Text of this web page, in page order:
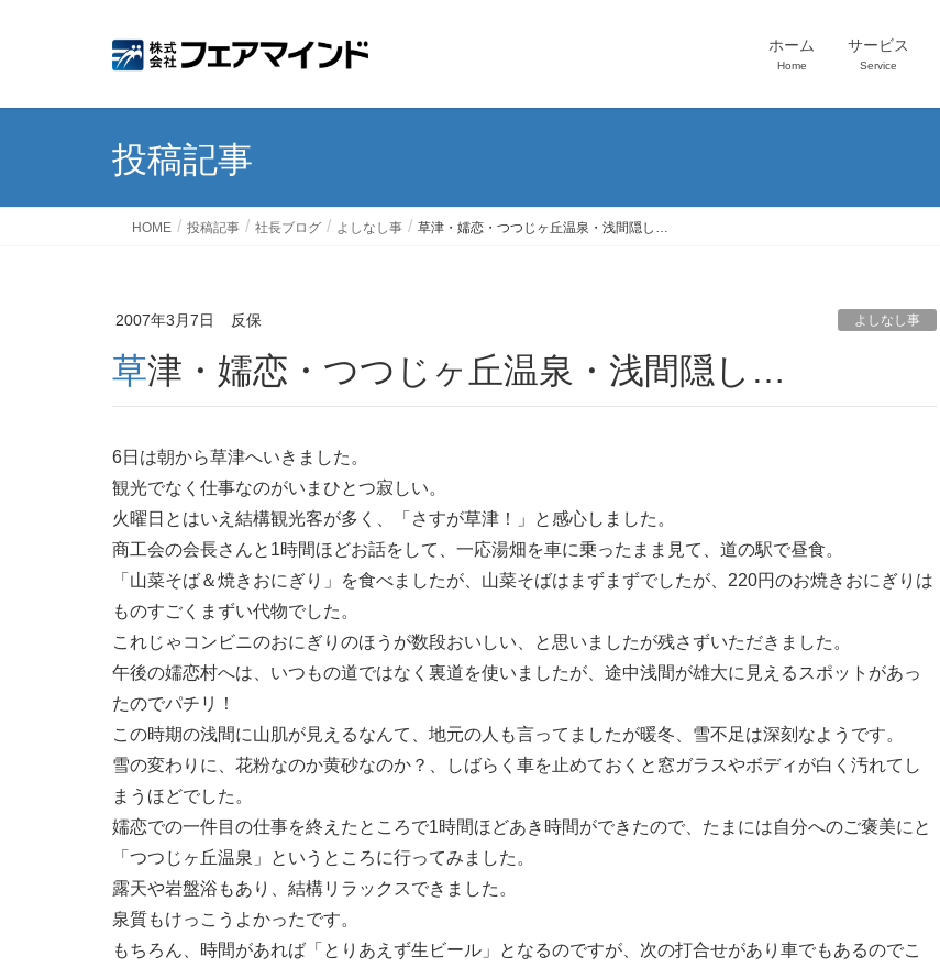
ホーム
Home
サービス
Service
投稿記事
HOME 投稿記事 社長ブログ よしなし事 草津・嬬恋・つつじヶ丘温泉・浅間隠し…
2007年3月7日 反保 よしなし事
草津・嬬恋・つつじヶ丘温泉・浅間隠し…
6日は朝から草津へいきました。
観光でなく仕事なのがいまひとつ寂しい。
火曜日とはいえ結構観光客が多く、「さすが草津！」と感心しました。
商工会の会長さんと1時間ほどお話をして、一応湯畑を車に乗ったまま見て、道の駅で昼食。
「山菜そば＆焼きおにぎり」を食べましたが、山菜そばはまずまずでしたが、220円のお焼きおにぎりは
ものすごくまずい代物でした。
これじゃコンビニのおにぎりのほうが数段おいしい、と思いましたが残さずいただきました。
午後の嬬恋村へは、いつもの道ではなく裏道を使いましたが、途中浅間が雄大に見えるスポットがあっ
たのでパチリ！
この時期の浅間に山肌が見えるなんて、地元の人も言ってましたが暖冬、雪不足は深刻なようです。
雪の変わりに、花粉なのか黄砂なのか？、しばらく車を止めておくと窓ガラスやボディが白く汚れてし
まうほどでした。
嬬恋での一件目の仕事を終えたところで1時間ほどあき時間ができたので、たまには自分へのご褒美にと
「つつじヶ丘温泉」というところに行ってみました。
露天や岩盤浴もあり、結構リラックスできました。
泉質もけっこうよかったです。
もちろん、時間があれば「とりあえず生ビール」となるのですが、次の打合せがあり車でもあるのでこ